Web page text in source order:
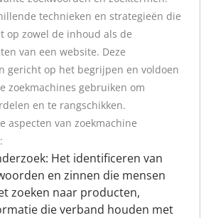
technieken en strategieën die
op zowel de inhoud als de
van een website. Deze
gericht op het begrijpen en voldoen
zoekmachines gebruiken om
en te rangschikken.
aspecten van zoekmachine
Het identificeren van
en zinnen die mensen
zoeken naar producten,
die verband houden met